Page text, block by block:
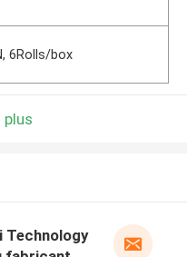
6Rolls/box
plus
Technology